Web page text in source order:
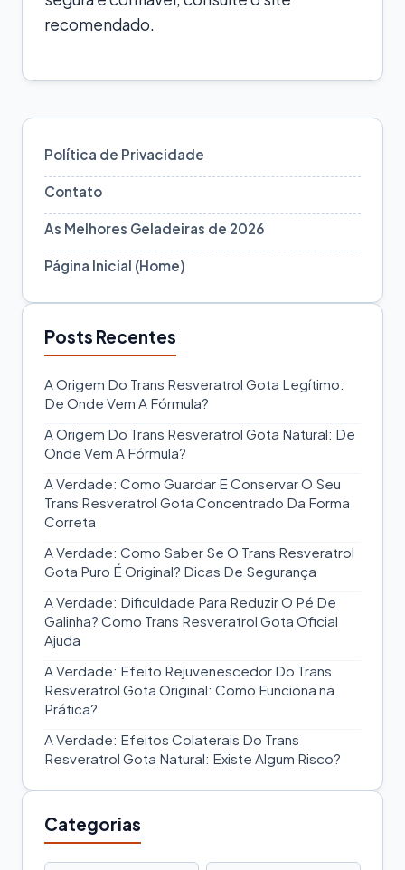
recomendado.
Política de Privacidade
Contato
As Melhores Geladeiras de 2026
Página Inicial (Home)
Posts Recentes
A Origem Do Trans Resveratrol Gota Legítimo:
De Onde Vem A Fórmula?
A Origem Do Trans Resveratrol Gota Natural: De
Onde Vem A Fórmula?
A Verdade: Como Guardar E Conservar O Seu
Trans Resveratrol Gota Concentrado Da Forma
Correta
A Verdade: Como Saber Se O Trans Resveratrol
Gota Puro É Original? Dicas De Segurança
A Verdade: Dificuldade Para Reduzir O Pé De
Galinha? Como Trans Resveratrol Gota Oficial
Ajuda
A Verdade: Efeito Rejuvenescedor Do Trans
Resveratrol Gota Original: Como Funciona na
Prática?
A Verdade: Efeitos Colaterais Do Trans
Resveratrol Gota Natural: Existe Algum Risco?
Categorias